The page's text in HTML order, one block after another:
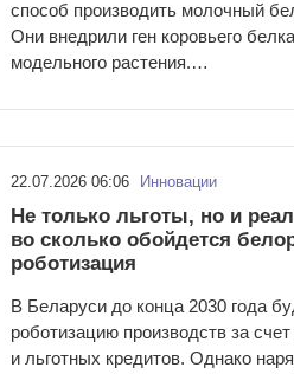
способ производить молочный
Они внедрили ген коровьего
модельного растения.…
22.07.2026 06:06 Инновации
Не только льготы, но и
во сколько обойдется
роботизация
В Беларуси до конца 2030 года
роботизацию производств за
и льготных кредитов. Однако